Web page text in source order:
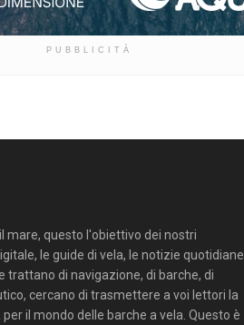
PUBBLICITÀ
mare, questo l'obiettivo dei nostri
le guide di vela, le notizie quotidiane
trattano di navigazione, di barche, di
cercano di trasmettere a voi lettori la
il mondo delle barche a vela. Questo è